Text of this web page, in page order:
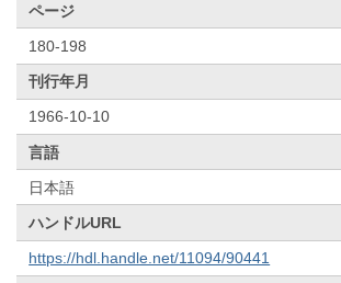
ページ
180-198
刊行年月
1966-10-10
言語
日本語
ハンドルURL
https://hdl.handle.net/11094/90441